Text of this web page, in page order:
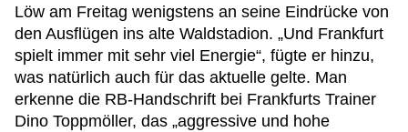
Löw am Freitag wenigstens an seine Eindrücke von
den Ausflügen ins alte Waldstadion. „Und Frankfurt
spielt immer mit sehr viel Energie“, fügte er hinzu,
was natürlich auch für das aktuelle gelte. Man
erkenne die RB-Handschrift bei Frankfurts Trainer
Dino Toppmöller, das „aggressive und hohe